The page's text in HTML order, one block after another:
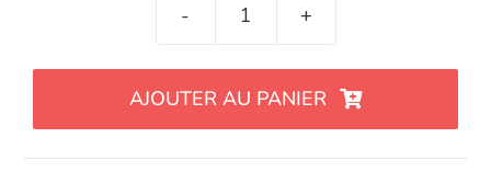
quantité
de
bola
de
AJOUTER AU PANIER